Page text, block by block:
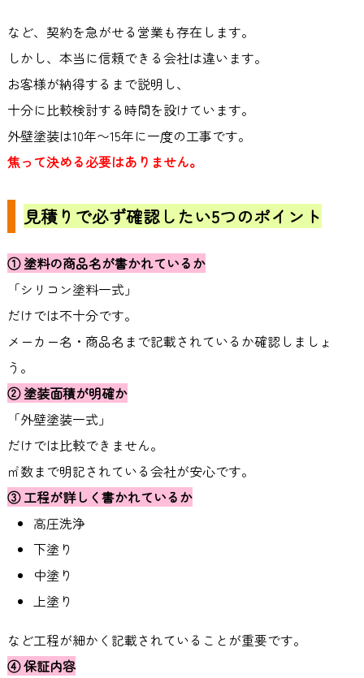
など、契約を急がせる営業も存在します。
しかし、本当に信頼できる会社は違います。
お客様が納得するまで説明し、
十分に比較検討する時間を設けています。
外壁塗装は10年〜15年に一度の工事です。
焦って決める必要はありません。
見積りで必ず確認したい5つのポイント
①塗料の商品名が書かれているか
「シリコン塗料一式」
だけでは不十分です。
メーカー名・商品名まで記載されているか確認しましょ
う。
②塗装面積が明確か
「外壁塗装一式」
だけでは比較できません。
㎡数まで明記されている会社が安心です。
③工程が詳しく書かれているか
高圧洗浄
下塗り
中塗り
上塗り
など工程が細かく記載されていることが重要です。
④保証内容